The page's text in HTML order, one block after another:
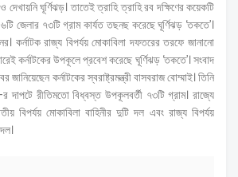
ঘূর্ণিঝড়। তাতেই ত্রাহি ত্রাহি রব দক্ষিণের কয়েকটি
৬টি জেলার ৭৩টি গ্রাম কার্যত তছনছ করেছে ঘূর্ণিঝড় ‘তকতে’।
কর্নাটক রাজ্য বিপর্যয় মোকাবিলা দফতরের তরফে জানানো
কর্নাটকের উপকূলে প্রবেশ করেছে ঘূর্ণিঝড় ‘তকতে’। সংবাদ
কর্নাটকের স্বরাষ্ট্রমন্ত্রী বাসবরাজ বোম্মাই। তিনি
দাপটে রীতিমতো বিধ্বস্ত উপকূলবর্তী ৭৩টি গ্রাম। রাজ্যে
বিপর্যয় মোকাবিলা বাহিনীর দুটি দল এবং রাজ্য বিপর্যয়